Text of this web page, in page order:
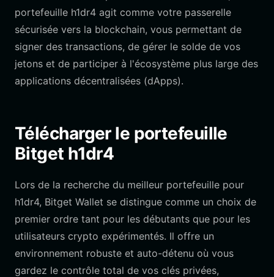
portefeuille h1dr4 agit comme votre passerelle
sécurisée vers la blockchain, vous permettant de
signer des transactions, de gérer le solde de vos
jetons et de participer à l'écosystème plus large des
applications décentralisées (dApps).
Télécharger le portefeuille
Bitget h1dr4
Lors de la recherche du meilleur portefeuille pour
h1dr4, Bitget Wallet se distingue comme un choix de
premier ordre tant pour les débutants que pour les
utilisateurs crypto expérimentés. Il offre un
environnement robuste et auto-détenu où vous
gardez le contrôle total de vos clés privées,